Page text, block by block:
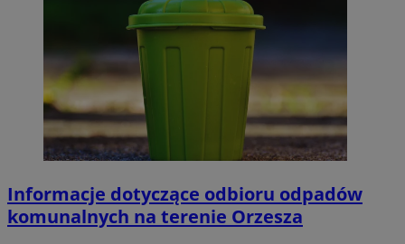
Informacje dotyczące odbioru odpadów
komunalnych na terenie Orzesza